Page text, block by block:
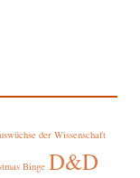
der Wissenschaft
Binge D&D